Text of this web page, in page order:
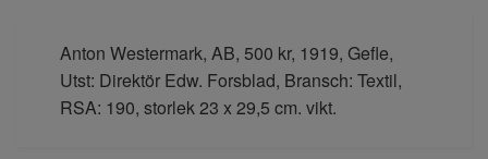
Anton Westermark, AB, 500 kr, 1919, Gefle,
Utst: Direktör Edw. Forsblad, Bransch: Textil,
RSA: 190, storlek 23 x 29,5 cm. vikt.